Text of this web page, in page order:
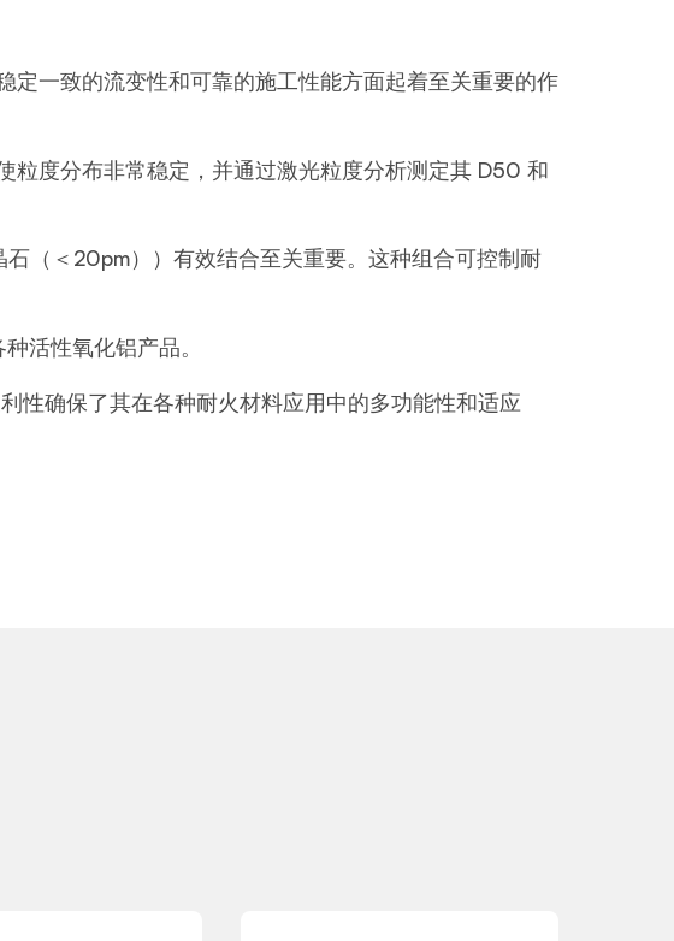
一致的流变性和可靠的施工性能方面起着至关重要的作
粒度分布非常稳定，并通过激光粒度分析测定其 D50 和
（＜20pm））有效结合至关重要。这种组合可控制耐
活性氧化铝产品。
性确保了其在各种耐火材料应用中的多功能性和适应